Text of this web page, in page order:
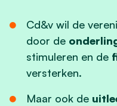
Cd&v wil de
door de
stimuleren en de
versterken.
Maar ook de